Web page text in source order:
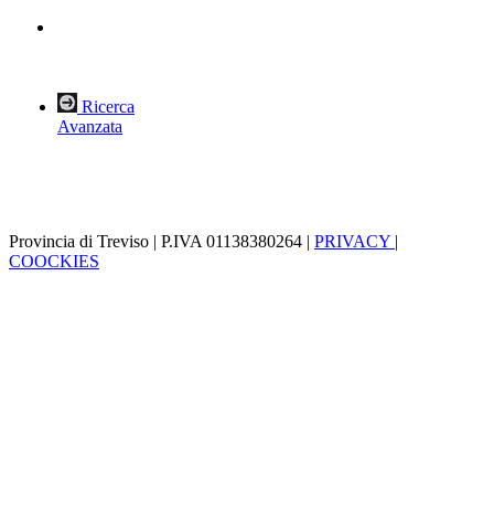
Ricerca
Avanzata
Provincia di Treviso | P.IVA 01138380264 | PRIVACY |
COOCKIES